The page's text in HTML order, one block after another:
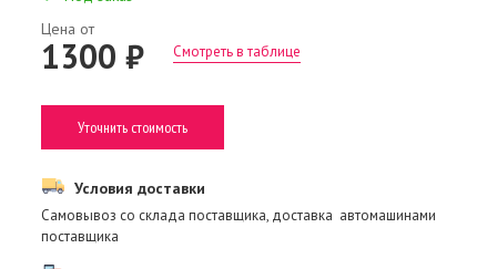
Цена от
1300 ₽ Смотреть в таблице
Уточнить стоимость
Условия доставки
Самовывоз со склада поставщика, доставка автомашинами
поставщика